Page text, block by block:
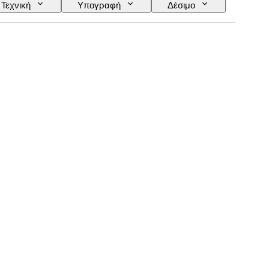
Τεχνική Υπογραφή
Δέσιμο
από
Τύπος κυαλίων